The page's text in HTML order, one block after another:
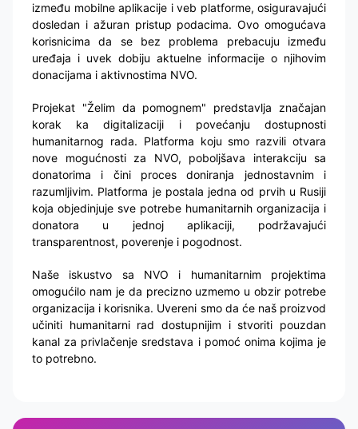
između mobilne aplikacije i veb platforme, osiguravajući
dosledan i ažuran pristup podacima. Ovo omogućava
korisnicima da se bez problema prebacuju između
uređaja i uvek dobiju aktuelne informacije o njihovim
donacijama i aktivnostima NVO.
Projekat "Želim da pomognem" predstavlja značajan
korak ka digitalizaciji i povećanju dostupnosti
humanitarnog rada. Platforma koju smo razvili otvara
nove mogućnosti za NVO, poboljšava interakciju sa
donatorima i čini proces doniranja jednostavnim i
razumljivim. Platforma je postala jedna od prvih u Rusiji
koja objedinjuje sve potrebe humanitarnih organizacija i
donatora u jednoj aplikaciji, podržavajući
transparentnost, poverenje i pogodnost.
Naše iskustvo sa NVO i humanitarnim projektima
omogućilo nam je da precizno uzmemo u obzir potrebe
organizacija i korisnika. Uvereni smo da će naš proizvod
učiniti humanitarni rad dostupnijim i stvoriti pouzdan
kanal za privlačenje sredstava i pomoć onima kojima je
to potrebno.